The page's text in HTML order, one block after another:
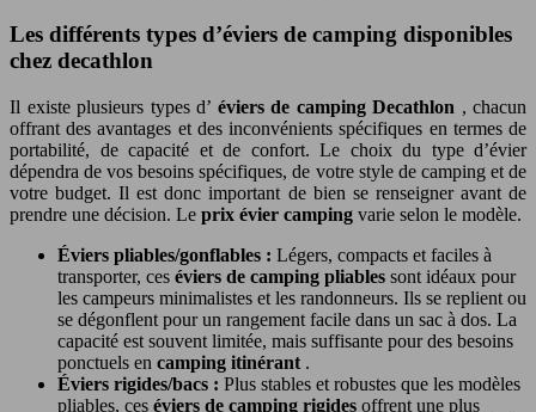
Les différents types d’éviers de camping disponibles
chez decathlon
Il existe plusieurs types d’ éviers de camping Decathlon , chacun
offrant des avantages et des inconvénients spécifiques en termes de
portabilité, de capacité et de confort. Le choix du type d’évier
dépendra de vos besoins spécifiques, de votre style de camping et de
votre budget. Il est donc important de bien se renseigner avant de
prendre une décision. Le prix évier camping varie selon le modèle.
Éviers pliables/gonflables : Légers, compacts et faciles à
transporter, ces éviers de camping pliables sont idéaux pour
les campeurs minimalistes et les randonneurs. Ils se replient ou
se dégonflent pour un rangement facile dans un sac à dos. La
capacité est souvent limitée, mais suffisante pour des besoins
ponctuels en camping itinérant .
Éviers rigides/bacs : Plus stables et robustes que les modèles
pliables, ces éviers de camping rigides offrent une plus